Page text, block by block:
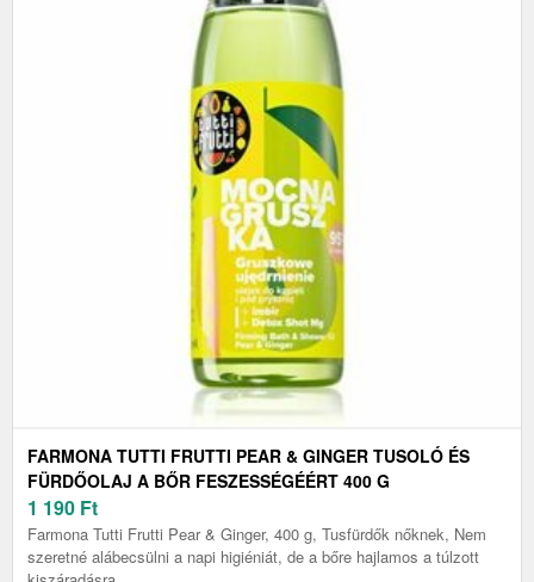
FARMONA TUTTI FRUTTI PEAR & GINGER TUSOLÓ ÉS
FÜRDŐOLAJ A BŐR FESZESSÉGÉÉRT 400 G
1 190 Ft
Farmona Tutti Frutti Pear & Ginger, 400 g, Tusfürdők nőknek, Nem
szeretné alábecsülni a napi higiéniát, de a bőre hajlamos a túlzott